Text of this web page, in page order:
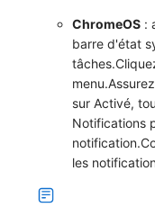
ChromeOS :
barre d'état
sur Activé,
Notifications
les